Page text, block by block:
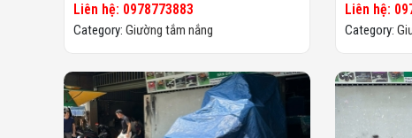
Liên hệ: 0978773883
Category: Giường tắm nắng
Liên hệ:
Category: